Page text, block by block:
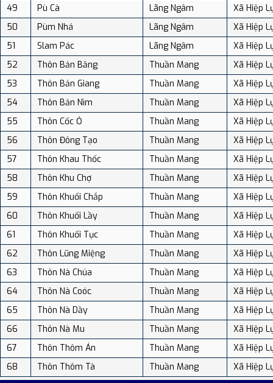
49
Pù Cà Lãng Ngâm
Xã Hiệp
50
Pùm Nhá Lãng Ngâm
Xã Hiệp
51
Slam Pác Lãng Ngâm
Xã Hiệp
52
Thôn Bản Băng Thuần Mang
Xã Hiệp
53
Thôn Bản Giang Thuần Mang
Xã Hiệp
54
Thôn Bản Nìm Thuần Mang
Xã Hiệp
55
Thôn Cốc Ỏ Thuần Mang
Xã Hiệp
56
Thôn Đông Tạo Thuần Mang
Xã Hiệp
57
Thôn Khau Thốc Thuần Mang
Xã Hiệp
58
Thôn Khu Chợ Thuần Mang
Xã Hiệp
59
Thôn Khuổi Chắp Thuần Mang
Xã Hiệp
60
Thôn Khuổi Lầy Thuần Mang
Xã Hiệp
61
Thôn Khuổi Tục Thuần Mang
Xã Hiệp
62
Thôn Lũng Miệng Thuần Mang
Xã Hiệp
63
Thôn Nà Chúa Thuần Mang
Xã Hiệp
64
Thôn Nà Coóc Thuần Mang
Xã Hiệp
65
Thôn Nà Dầy Thuần Mang
Xã Hiệp
66
Thôn Nà Mu Thuần Mang
Xã Hiệp
67
Thôn Thôm Án Thuần Mang
Xã Hiệp
68
Thôn Thôm Tà Thuần Mang Xã Hiệp